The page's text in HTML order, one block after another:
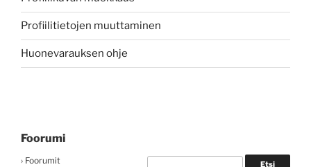
Profiilitietojen muuttaminen
Huonevarauksen ohje
Foorumi
› Foorumit